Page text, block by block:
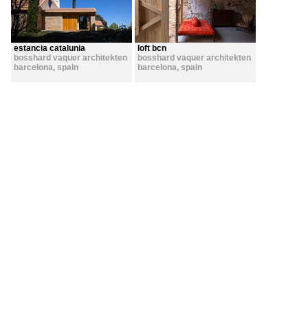
estancia catalunia
bosshard vaquer architekten
barcelona, spain
loft bcn
bosshard vaquer architekten
barcelona, spain